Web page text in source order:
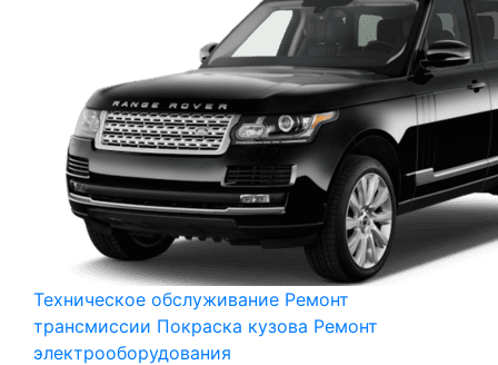
Техническое обслуживание Ремонт
трансмиссии Покраска кузова Ремонт
электрооборудования